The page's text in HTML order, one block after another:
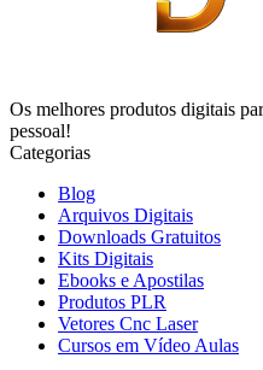
Os melhores produtos digitais
pessoal!
Categorias
Blog
Arquivos Digitais
Downloads Gratuitos
Kits Digitais
Ebooks e Apostilas
Produtos PLR
Vetores Cnc Laser
Cursos em Vídeo Aulas